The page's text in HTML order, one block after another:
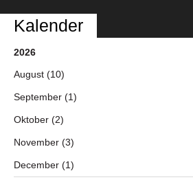
Kalender
2026
August (10)
September (1)
Oktober (2)
November (3)
December (1)